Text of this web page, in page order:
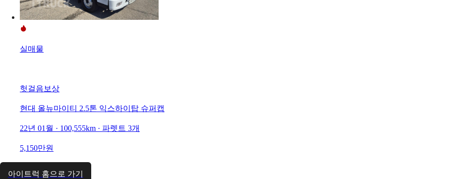
실매물
헛걸음보상
현대 올뉴마이티 2.5톤 익스하이탑 슈퍼캡
22년 01월 · 100,555km · 파렛트 3개
5,150만원
아이트럭 홈으로 가기